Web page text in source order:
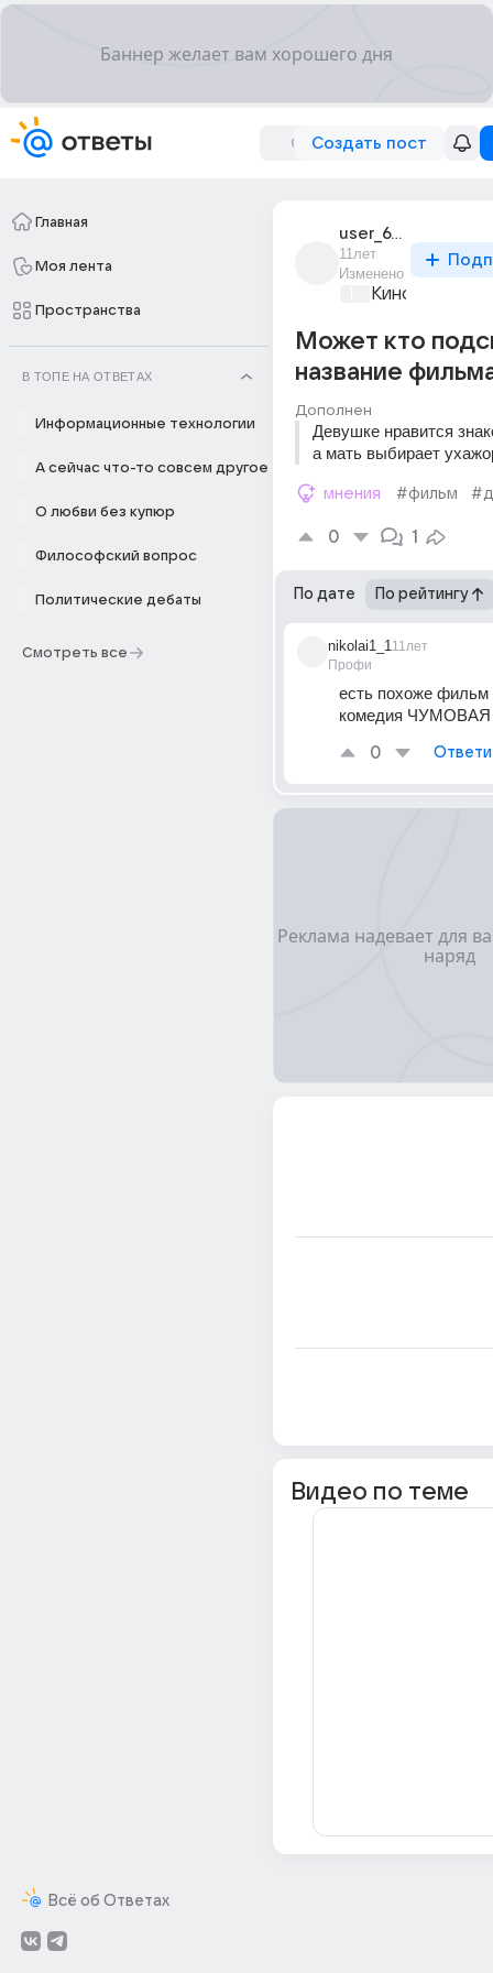
Создать пост
Главная
Моя лента
Пространства
В ТОПЕ НА ОТВЕТАХ
Информационные технологии
А сейчас что-то совсем другое
О любви без купюр
Философский вопрос
Политические дебаты
Смотреть все
Всё об Ответах
user_67913809
11лет
Изменено
Киномания
Может кто
название
Дополнен
Девушке нравится
а мать выбирает
мнения #фильм
0 1
По дате По рейтингу
nikolai1_1
Профи
11лет
есть похоже
комедия
0
Видео по теме